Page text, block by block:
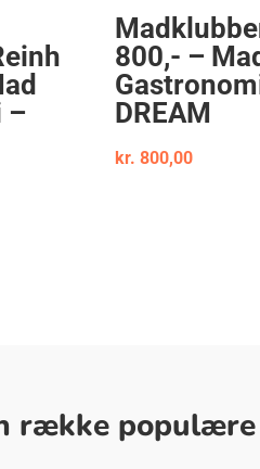
–
800,- –
DREAM
kr. 800,00
række